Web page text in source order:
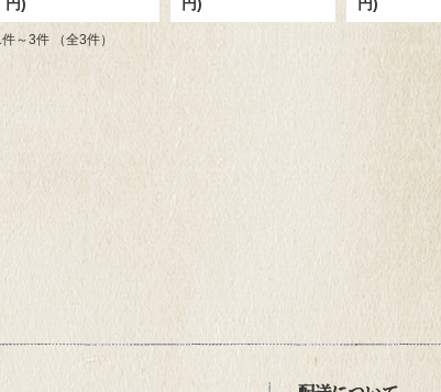
件～3件 （全3件）